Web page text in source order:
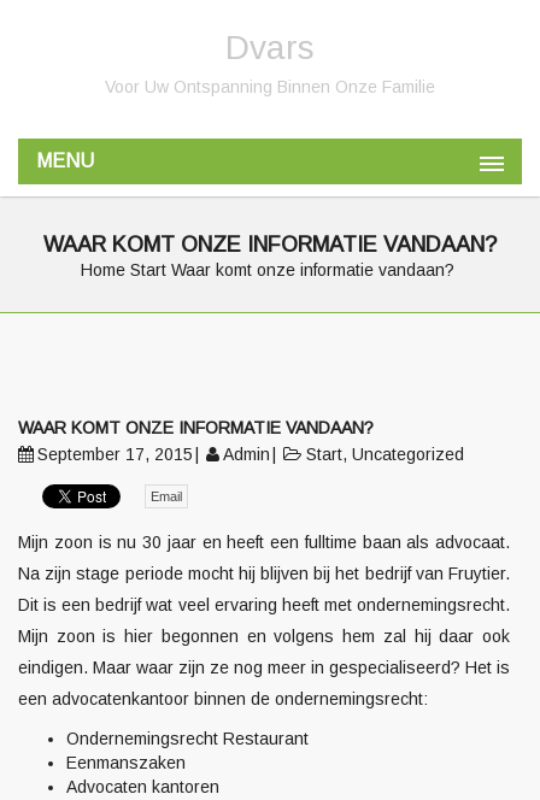
Dvars
Voor Uw Ontspanning Binnen Onze Familie
MENU
WAAR KOMT ONZE INFORMATIE VANDAAN?
Home Start Waar komt onze informatie vandaan?
WAAR KOMT ONZE INFORMATIE VANDAAN?
September 17, 2015
Admin Start, Uncategorized
Email
Mijn zoon is nu 30 jaar en heeft een fulltime baan als advocaat.
Na zijn stage periode mocht hij blijven bij het bedrijf van Fruytier.
Dit is een bedrijf wat veel ervaring heeft met ondernemingsrecht.
Mijn zoon is hier begonnen en volgens hem zal hij daar ook
eindigen. Maar waar zijn ze nog meer in gespecialiseerd? Het is
een advocatenkantoor binnen de ondernemingsrecht:
Ondernemingsrecht Restaurant
Eenmanszaken
Advocaten kantoren